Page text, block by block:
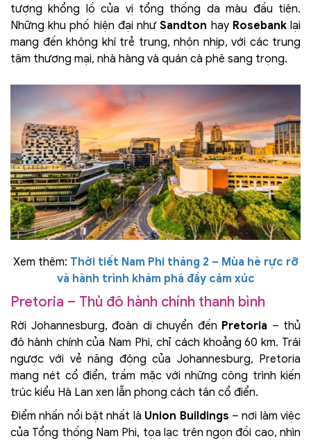
tượng khổng lồ của vị tổng thống da màu đầu tiên.
Những khu phố hiện đại nhưSandton hay Rosebanklại
mang đến không khí trẻ trung, nhộn nhịp, với các trung
tâm thương mại, nhà hàng và quán cà phê sang trọng.
Xem thêm: Thời tiết Nam Phi tháng 2 – Mùa hè rực rỡ
và hành trình khám phá đầy cảm xúc
Pretoria – Thủ đô hành chính thanh bình
Rời Johannesburg, đoàn di chuyển đến Pretoria – thủ
đô hành chính của Nam Phi, chỉ cách khoảng 60 km. Trái
ngược với vẻ năng động của Johannesburg, Pretoria
mang nét cổ điển, trầm mặc với những công trình kiến
trúc kiểu Hà Lan xen lẫn phong cách tân cổ điển.
Điểm nhấn nổi bật nhất là Union Buildings – nơi làm việc
của Tổng thống Nam Phi, tọa lạc trên ngọn đồi cao, nhìn